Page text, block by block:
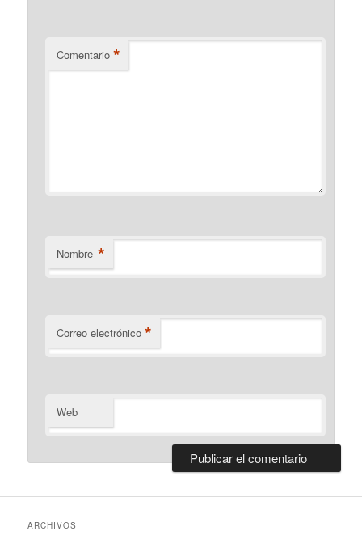
Comentario *
Nombre *
Correo electrónico *
Web
ARCHIVOS